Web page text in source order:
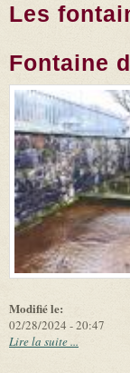
Les
Fontaine
Modifié le:
02/28/2024 - 20:47
Lire la suite ...